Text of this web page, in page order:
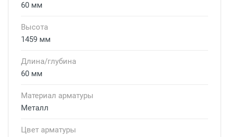
60 мм
Высота
1459 мм
Длина/глубина
60 мм
Материал арматуры
Металл
Цвет арматуры